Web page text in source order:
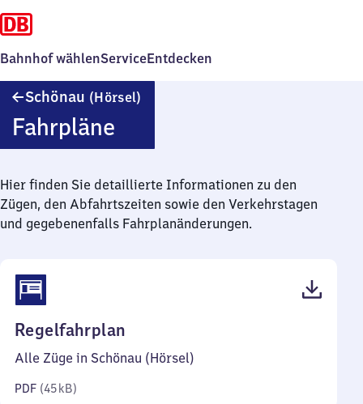
Bahnhof wählenServiceEntdecken
Schönau (Hörsel)
Fahrpläne
Hier finden Sie detaillierte Informationen zu den
Zügen, den Abfahrtszeiten sowie den Verkehrstagen
und gegebenenfalls Fahrplanänderungen.
Regelfahrplan
45
Alle Züge in Schönau (Hörsel)
PDF (45 kB)